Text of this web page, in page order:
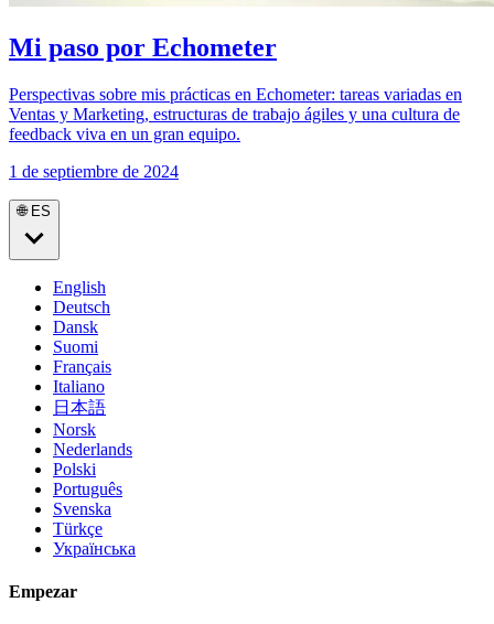
Mi paso por Echometer
Perspectivas sobre mis prácticas en Echometer: tareas variadas en
Ventas y Marketing, estructuras de trabajo ágiles y una cultura de
feedback viva en un gran equipo.
1 de septiembre de 2024
🌐 ES
English
Deutsch
Dansk
Suomi
Français
Italiano
日本語
Norsk
Nederlands
Polski
Português
Svenska
Türkçe
Українська
Empezar